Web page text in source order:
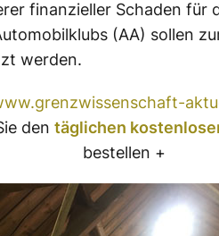
finanzieller Schaden für
(AA) sollen
werden.
den täglichen
bestellen +